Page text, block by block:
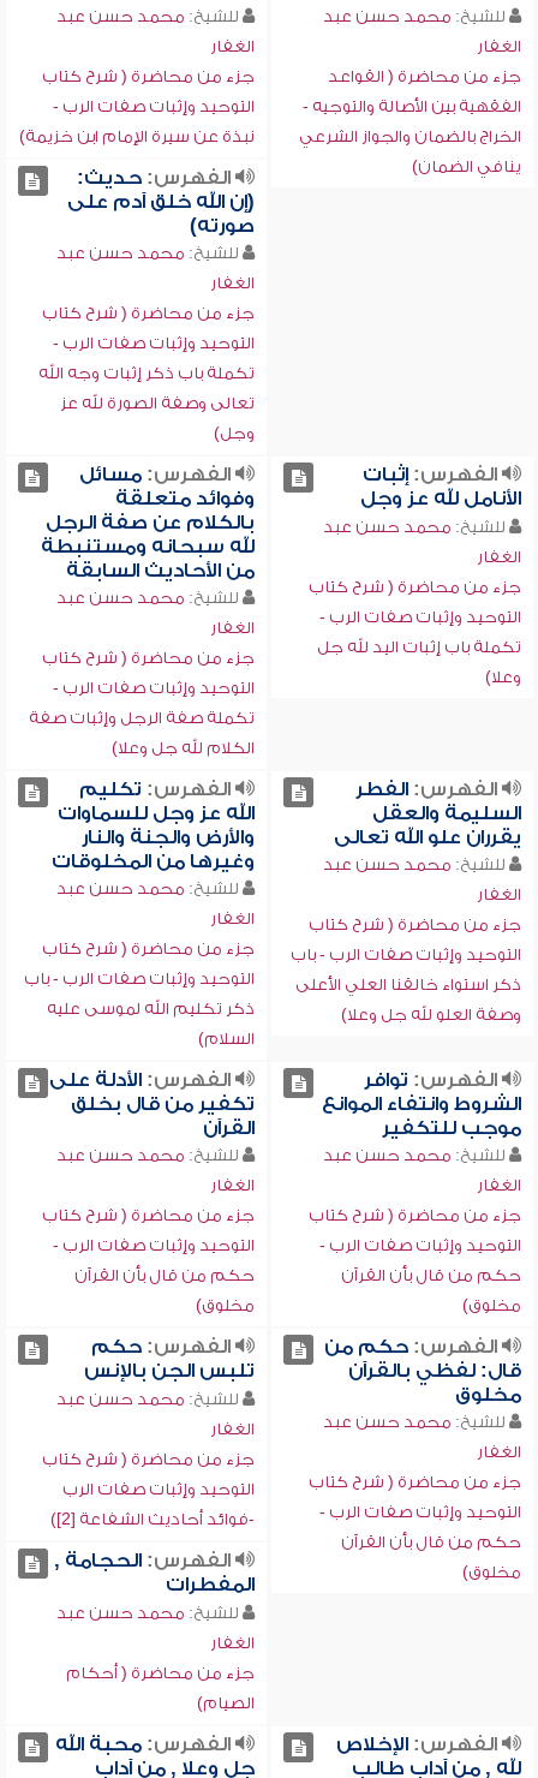
للشيخ: محمد حسن عبد
الغفار
جزء من محاضرة ( القواعد
الفقهية بين الأصالة والتوجيه -
الخراج بالضمان والجواز الشرعي
ينافي الضمان)
للشيخ: محمد حسن عبد
الغفار
جزء من محاضرة ( شرح كتاب
التوحيد وإثبات صفات الرب -
نبذة عن سيرة الإمام ابن خزيمة)
الفهرس:حديث:
(إن الله خلق آدم على
صورته)
للشيخ: محمد حسن عبد
الغفار
جزء من محاضرة ( شرح كتاب
التوحيد وإثبات صفات الرب -
تكملة باب ذكر إثبات وجه الله
تعالى وصفة الصورة لله عز
وجل)
الفهرس:إثبات
الأنامل لله عز وجل
للشيخ: محمد حسن عبد
الغفار
جزء من محاضرة ( شرح كتاب
التوحيد وإثبات صفات الرب -
تكملة باب إثبات اليد لله جل
وعلا)
الفهرس:مسائل
وفوائد متعلقة
بالكلام عن صفة الرجل
لله سبحانه ومستنبطة
من الأحاديث السابقة
للشيخ: محمد حسن عبد
الغفار
جزء من محاضرة ( شرح كتاب
التوحيد وإثبات صفات الرب -
تكملة صفة الرجل وإثبات صفة
الكلام لله جل وعلا)
الفهرس:الفطر
السليمة والعقل
يقرران علو الله تعالى
للشيخ: محمد حسن عبد
الغفار
جزء من محاضرة ( شرح كتاب
التوحيد وإثبات صفات الرب - باب
ذكر استواء خالقنا العلي الأعلى
وصفة العلو لله جل وعلا)
الفهرس: تكليم
الله عز وجل للسماوات
والأرض والجنة والنار
وغيرها من المخلوقات
للشيخ: محمد حسن عبد
الغفار
جزء من محاضرة ( شرح كتاب
التوحيد وإثبات صفات الرب - باب
ذكر تكليم الله لموسى عليه
السلام)
الفهرس: توافر
الشروط وانتفاء الموانع
موجب للتكفير
للشيخ: محمد حسن عبد
الغفار
جزء من محاضرة ( شرح كتاب
التوحيد وإثبات صفات الرب -
حكم من قال بأن القرآن
مخلوق)
الفهرس:الأدلة على
تكفير من قال بخلق
القرآن
للشيخ: محمد حسن عبد
الغفار
جزء من محاضرة ( شرح كتاب
التوحيد وإثبات صفات الرب -
حكم من قال بأن القرآن
مخلوق)
الفهرس:حكم من
قال: لفظي بالقرآن
مخلوق
للشيخ: محمد حسن عبد
الغفار
جزء من محاضرة ( شرح كتاب
التوحيد وإثبات صفات الرب -
حكم من قال بأن القرآن
مخلوق)
الفهرس:حكم
تلبس الجن بالإنس
للشيخ: محمد حسن عبد
الغفار
جزء من محاضرة ( شرح كتاب
التوحيد وإثبات صفات الرب
-فوائد أحاديث الشفاعة [2])
الفهرس:الحجامة ,
المفطرات
للشيخ: محمد حسن عبد
الغفار
جزء من محاضرة ( أحكام
الصيام)
الفهرس:الإخلاص
لله , من آداب طالب
الفهرس:محبة الله
جل وعلا , من آداب